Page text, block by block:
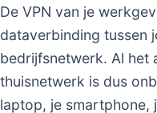
De VPN van je
dataverbinding tussen
bedrijfsnetwerk. Al het
thuisnetwerk is dus
laptop, je smartphone,